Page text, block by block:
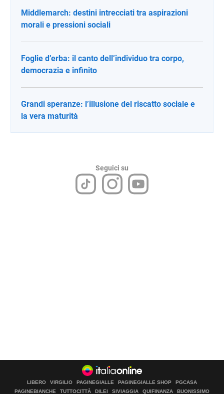
Middlemarch: destini intrecciati tra aspirazioni
morali e pressioni sociali
Foglie d’erba: il canto dell’individuo tra corpo,
democrazia e infinito
Grandi speranze: l’illusione del riscatto sociale e
la vera maturità
Seguici su
LIBERO VIRGILIO PAGINEGIALLE PAGINEGIALLE SHOP
PGCASA
PAGINEBIANCHE
TUTTOCITTÀ DILEI SIVIAGGIA QUIFINANZA BUONISSIMO